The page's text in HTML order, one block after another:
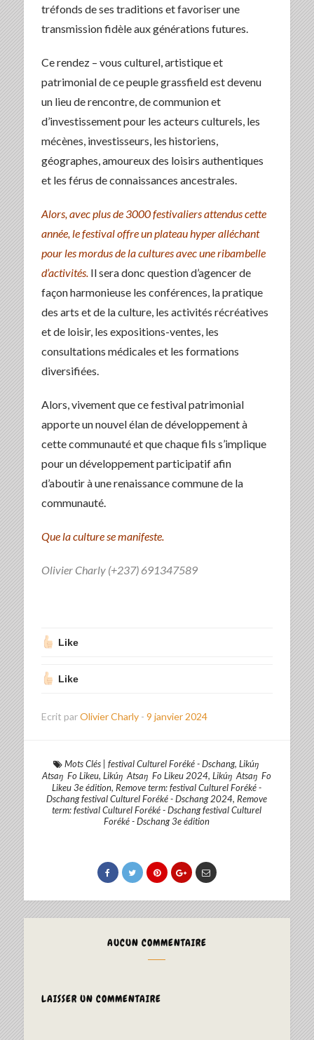
tréfonds de ses traditions et favoriser une
transmission fidèle aux générations futures.
Ce rendez – vous culturel, artistique et
patrimonial de ce peuple grassfield est devenu
un lieu de rencontre, de communion et
d’investissement pour les acteurs culturels, les
mécènes, investisseurs, les historiens,
géographes, amoureux des loisirs authentiques
et les férus de connaissances ancestrales.
Alors, avec plus de 3000 festivaliers attendus cette
année, le festival offre un plateau hyper alléchant
pour les mordus de la cultures avec une ribambelle
d’activités. Il sera donc question d’agencer de
façon harmonieuse les conférences, la pratique
des arts et de la culture, les activités récréatives
et de loisir, les expositions-ventes, les
consultations médicales et les formations
diversifiées.
Alors, vivement que ce festival patrimonial
apporte un nouvel élan de développement à
cette communauté et que chaque fils s’implique
pour un développement participatif afin
d’aboutir à une renaissance commune de la
communauté.
Que la culture se manifeste.
Olivier Charly (+237) 691347589
Like
Like
Ecrit parOlivier Charly - 9 janvier 2024
Mots Clés| festival Culturel Foréké - Dschang, Likúŋ
Atsaŋ Fo Likeu,Likúŋ Atsaŋ Fo Likeu 2024,Likúŋ Atsaŋ Fo
Likeu 3e édition, Remove term: festival Culturel Foréké -
Dschang festival Culturel Foréké - Dschang 2024, Remove
term: festival Culturel Foréké - Dschang festival Culturel
Foréké - Dschang 3e édition
AUCUN COMMENTAIRE
LAISSER UN COMMENTAIRE